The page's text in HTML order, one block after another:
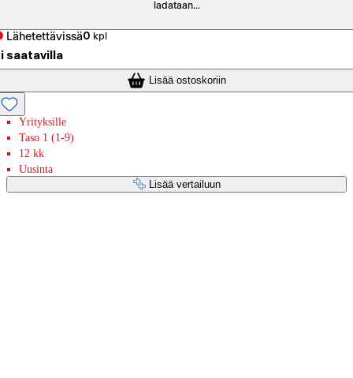
ladataan...
Lähetettävissä0 kpl
saatavilla
Lisää ostoskoriin
Yrityksille
Taso 1 (1-9)
12 kk
Uusinta
Lisää vertailuun